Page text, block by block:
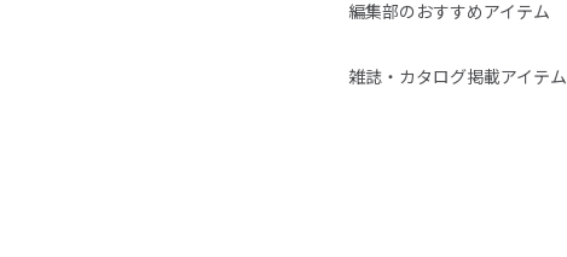
編集部のおすすめアイテム
雑誌・カタログ掲載アイテム